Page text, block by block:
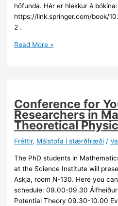
höfunda. Hér er hlekkur á bókina:
https://link.springer.com/book/
2 .
Bók:
Gaussian
Models
Read More »
Conference for
Researchers in
Theoretical
Fréttir, Málstofa í stærðfræði /
The PhD students in
at the Science Institute will
Askja, room N-130. Here you
schedule: 09.00-09.30 Álfheiður
Potential Theory 09.30-10.00